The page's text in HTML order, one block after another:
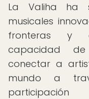
La Valiha ha
musicales
fronteras y
capacidad
conectar a
mundo a